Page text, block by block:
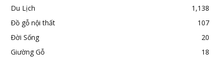
Du Lịch
1,138
Đồ gỗ nội thất
107
Đời Sống
20
Giường Gỗ
18